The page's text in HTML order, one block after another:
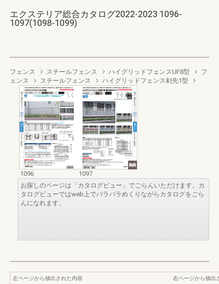
エクステリア総合カタログ2022-2023 1096-
1097(1098-1099)
フェンス スチールフェンス ハイグリッドフェンスUF8型
フ
ェンス
スチールフェンス ハイグリッドフェンス剣先1型
1096
1097
お探しのページは「カタログビュー」でごらんいただけます。カ
タログビューではweb上でパラパラめくりながらカタログをごら
んになれます。
左ページから抽出された内容
右ページから抽出